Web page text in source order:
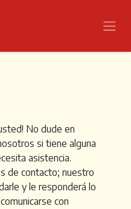
No dude en
si tiene alguna
asistencia.
de contacto; nuestro
y le responderá lo
con